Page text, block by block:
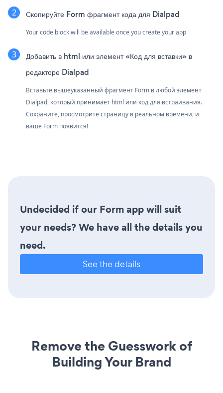
Скопируйте Form фрагмент кода для Dialpad
Your code block will be available once you create your app
Добавить в html или элемент «Код для вставки» в
редакторе Dialpad
Вставьте вышеуказанный фрагмент Form в любой элемент
Dialpad, который принимает html или код для встраивания.
Сохраните, просмотрите страницу в реальном времени, и
ваше Form появится!
Undecided if our Form app will suit
your needs? We have all the details you
need.
See the details
Remove the Guesswork of
Building Your Brand